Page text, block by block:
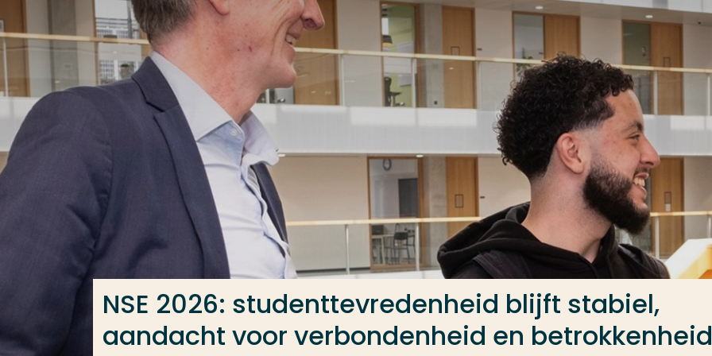
Ga direct naar de content
NSE 2026: studenttevredenheid blijft stabiel,
aandacht voor verbondenheid en betrokkenheid
Veel gezocht
Opleiding